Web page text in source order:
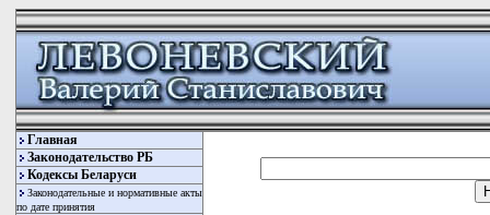
Главная
Законодательство РБ
Кодексы Беларуси
Законодательные и нормативные акты
по дате принятия